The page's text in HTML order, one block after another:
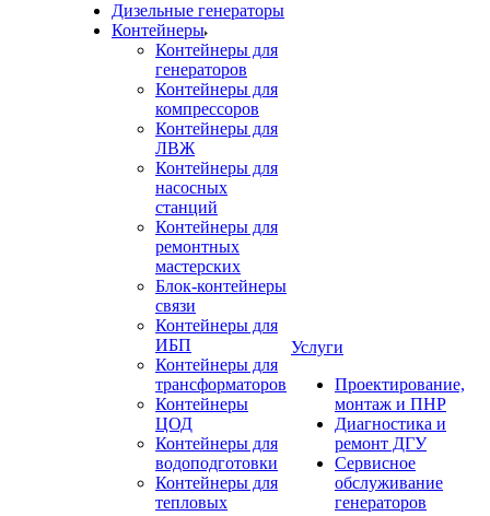
Дизельные генераторы
Контейнеры
Контейнеры для
генераторов
Контейнеры для
компрессоров
Контейнеры для
ЛВЖ
Контейнеры для
насосных
станций
Контейнеры для
ремонтных
мастерских
Блок-контейнеры
связи
Контейнеры для
ИБП
Контейнеры для
трансформаторов
Контейнеры
ЦОД
Контейнеры для
водоподготовки
Контейнеры для
тепловых
Услуги
Проектирование,
монтаж и ПНР
Диагностика и
ремонт ДГУ
Сервисное
обслуживание
генераторов